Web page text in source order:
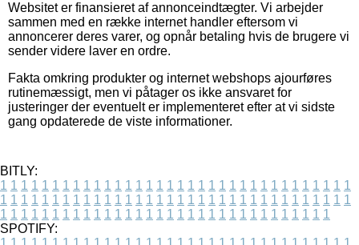
Websitet er finansieret af annonceindtægter. Vi arbejder
sammen med en række internet handler eftersom vi
annoncerer deres varer, og opnår betaling hvis de brugere vi
sender videre laver en ordre.
Fakta omkring produkter og internet webshops ajourføres
rutinemæssigt, men vi påtager os ikke ansvaret for
justeringer der eventuelt er implementeret efter at vi sidste
gang opdaterede de viste informationer.
BITLY:
1 1 1 1 1 1 1 1 1 1 1 1 1 1 1 1 1 1 1 1 1 1 1 1 1 1 1 1 1 1 1 1 1 1
1 1 1 1 1 1 1 1 1 1 1 1 1 1 1 1 1 1 1 1 1 1 1 1 1 1 1 1 1 1 1 1 1 1
1 1 1 1 1 1 1 1 1 1 1 1 1 1 1 1 1 1 1 1 1 1 1 1 1 1 1 1 1 1 1 1
SPOTIFY: